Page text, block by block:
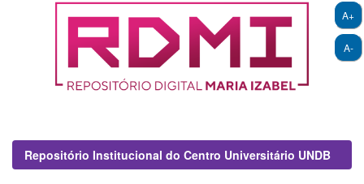
A+
A-
Repositório Institucional do Centro Universitário UNDB